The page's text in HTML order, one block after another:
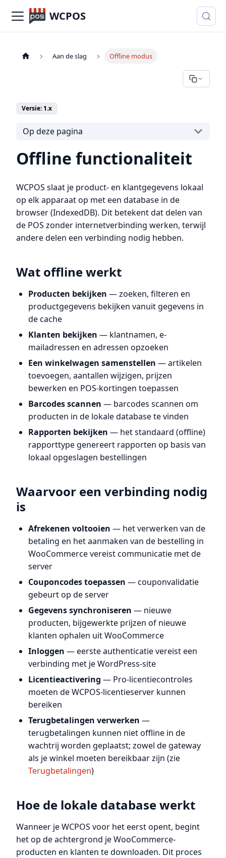
WCPOS
Aan de slag Offline modus
Versie: 1.x
Op deze pagina
Offline functionaliteit
WCPOS slaat je product- en klantgegevens lokaal
op elk apparaat op met een database in de
browser (IndexedDB). Dit betekent dat delen van
de POS zonder internetverbinding werken, terwijl
andere delen een verbinding nodig hebben.
Wat offline werkt
Producten bekijken — zoeken, filteren en
productgegevens bekijken vanuit gegevens in
de cache
Klanten bekijken — klantnamen, e-
mailadressen en adressen opzoeken
Een winkelwagen samenstellen — artikelen
toevoegen, aantallen wijzigen, prijzen
bewerken en POS-kortingen toepassen
Barcodes scannen — barcodes scannen om
producten in de lokale database te vinden
Rapporten bekijken — het standaard (offline)
rapporttype genereert rapporten op basis van
lokaal opgeslagen bestellingen
Waarvoor een verbinding nodig
is
Afrekenen voltooien — het verwerken van de
betaling en het aanmaken van de bestelling in
WooCommerce vereist communicatie met de
server
Couponcodes toepassen — couponvalidatie
gebeurt op de server
Gegevens synchroniseren — nieuwe
producten, bijgewerkte prijzen of nieuwe
klanten ophalen uit WooCommerce
Inloggen — eerste authenticatie vereist een
verbinding met je WordPress-site
Licentieactivering — Pro-licentiecontroles
moeten de WCPOS-licentieserver kunnen
bereiken
Terugbetalingen verwerken —
terugbetalingen kunnen niet offline in de
wachtrij worden geplaatst; zowel de gateway
als je winkel moeten bereikbaar zijn (zie
Terugbetalingen)
Hoe de lokale database werkt
Wanneer je WCPOS voor het eerst opent, begint
het op de achtergrond je WooCommerce-
producten en klanten te downloaden. Dit proces